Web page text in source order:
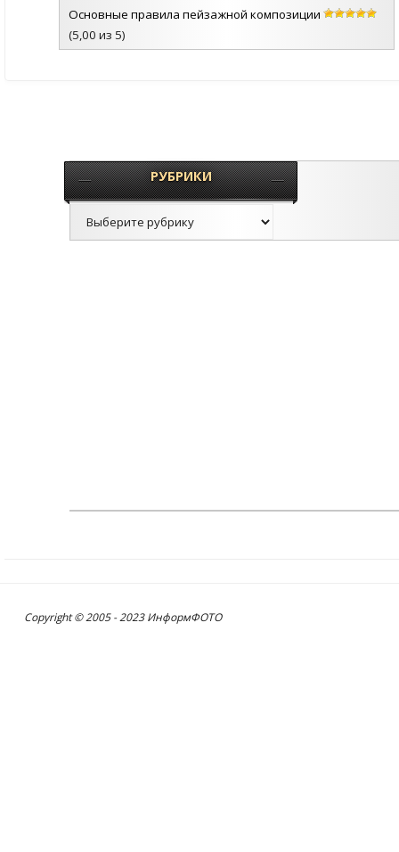
Основные правила пейзажной композиции
(5,00 из 5)
РУБРИКИ
Copyright © 2005 - 2023 ИнформФОТО